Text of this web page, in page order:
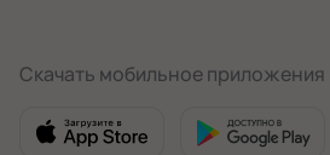
Скачать мобильное приложения